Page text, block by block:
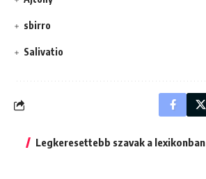
sbirro
Salivatio
Legkeresettebb szavak a lexikonban